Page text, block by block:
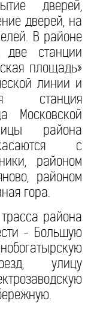
дверей,
дверей, на
В районе
две станции
площадь»
линии и
станция
Московской
района
с
районом
районом
гора.
района
- Большую
улицу